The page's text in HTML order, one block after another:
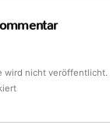
wird nicht veröffentlicht.